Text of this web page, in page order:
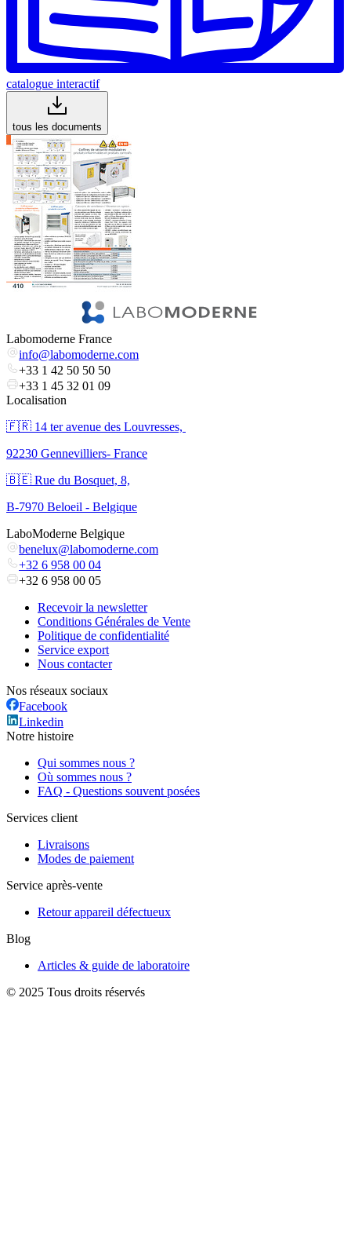
catalogue interactif
tous les documents
Labomoderne France
info@labomoderne.com
+33 1 42 50 50 50
+33 1 45 32 01 09
Localisation
🇫🇷 ​14 ter avenue des Louvresses,
92230 Gennevilliers- France
🇧🇪 Rue du Bosquet, 8,
B-7970 Beloeil - Belgique
LaboModerne Belgique
benelux@labomoderne.com
+32 6 958 00 04
+32 6 958 00 05
Recevoir la newsletter
Conditions Générales de Vente
Politique de confidentialité
Service export
Nous contacter
Nos réseaux sociaux
Facebook
Linkedin
Notre histoire
Qui sommes nous ?
Où sommes nous ?
FAQ - Questions souvent posées
Services client
Livraisons
Modes de paiement
Service après-vente
Retour appareil défectueux
Blog
Articles & guide de laboratoire
© 2025 Tous droits réservés